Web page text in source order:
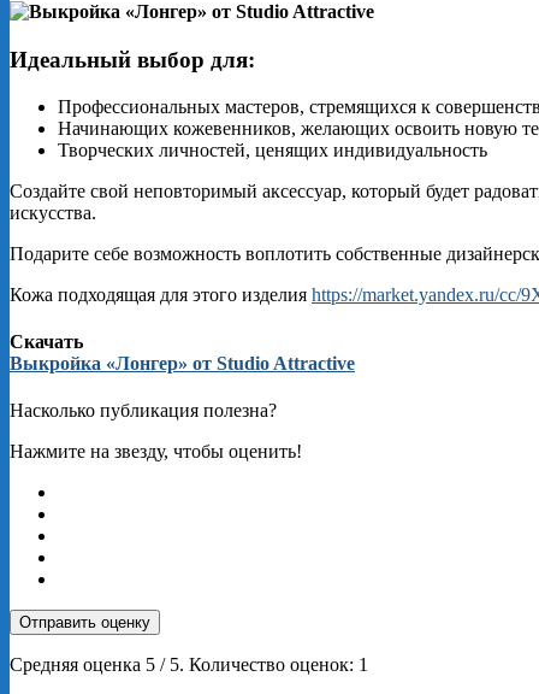
Идеальный выбор для:
Профессиональных мастеров, стремящихся к
Начинающих кожевенников, желающих освоить новую
Творческих личностей, ценящих индивидуальность
Создайте свой неповторимый аксессуар, который будет
искусства.
Подарите себе возможность воплотить собственные
Кожа подходящая для этого изделия https://market.yandex.ru/cc/
Скачать
Выкройка «Лонгер» от Studio Attractive
Насколько публикация полезна?
Нажмите на звезду, чтобы оценить!
Отправить оценку
Средняя оценка 5 / 5. Количество оценок: 1